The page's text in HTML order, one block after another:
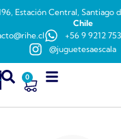
Estación Central, Santiago
Chile
+56 9 9212
@juguetesaescala
0